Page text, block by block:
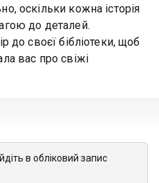
оскільки кожна історія
до деталей.
до своєї бібліотеки, щоб
вас про свіжі
в обліковий запис